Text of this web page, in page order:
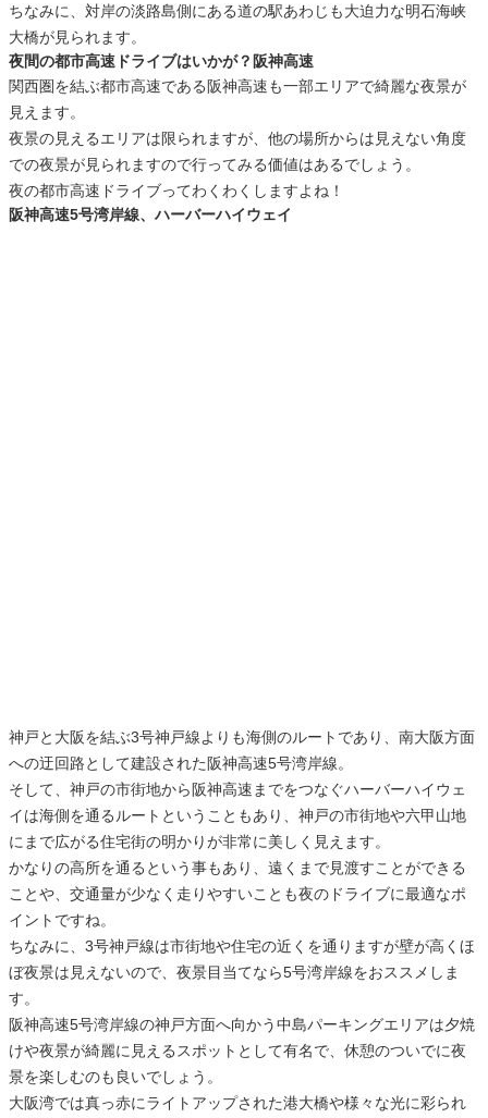
ちなみに、対岸の淡路島側にある道の駅あわじも大迫力な明石海峡
大橋が見られます。
夜間の都市高速ドライブはいかが？阪神高速
関西圏を結ぶ都市高速である阪神高速も一部エリアで綺麗な夜景が
見えます。
夜景の見えるエリアは限られますが、他の場所からは見えない角度
での夜景が見られますので行ってみる価値はあるでしょう。
夜の都市高速ドライブってわくわくしますよね！
阪神高速5号湾岸線、ハーバーハイウェイ
神戸と大阪を結ぶ3号神戸線よりも海側のルートであり、南大阪方面
への迂回路として建設された阪神高速5号湾岸線。
そして、神戸の市街地から阪神高速までをつなぐハーバーハイウェ
イは海側を通るルートということもあり、神戸の市街地や六甲山地
にまで広がる住宅街の明かりが非常に美しく見えます。
かなりの高所を通るという事もあり、遠くまで見渡すことができる
ことや、交通量が少なく走りやすいことも夜のドライブに最適なポ
イントですね。
ちなみに、3号神戸線は市街地や住宅の近くを通りますが壁が高くほ
ぼ夜景は見えないので、夜景目当てなら5号湾岸線をおススメしま
す。
阪神高速5号湾岸線の神戸方面へ向かう中島パーキングエリアは夕焼
けや夜景が綺麗に見えるスポットとして有名で、休憩のついでに夜
景を楽しむのも良いでしょう。
大阪湾では真っ赤にライトアップされた港大橋や様々な光に彩られ